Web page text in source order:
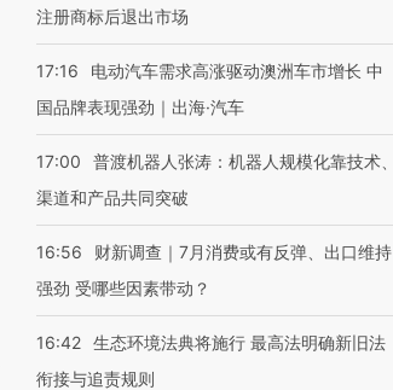
注册商标后退出市场
17:16
电动汽车需求高涨驱动澳洲车市增长 中
国品牌表现强劲｜出海·汽车
17:00
普渡机器人张涛：机器人规模化靠技术、
渠道和产品共同突破
16:56
财新调查｜7月消费或有反弹、出口维持
强劲 受哪些因素带动？
16:42 生态环境法典将施行 最高法明确新旧法
衔接与追责规则